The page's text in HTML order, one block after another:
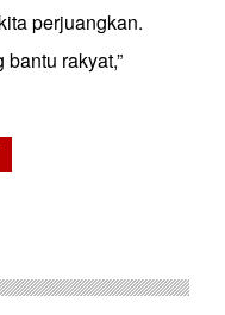
perjuangkan.
rakyat,”